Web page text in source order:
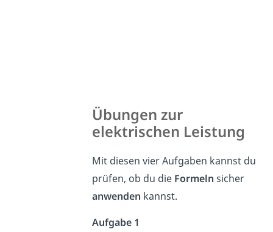
Übungen zur
elektrischen Leistung
Mit diesen vier Aufgaben kannst du
prüfen, ob du die Formeln sicher
anwenden kannst.
Aufgabe 1